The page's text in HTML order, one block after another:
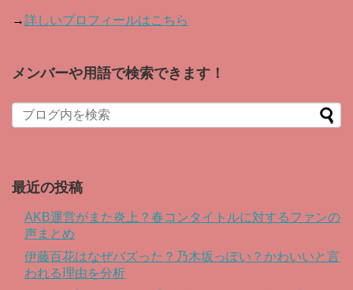
→詳しいプロフィールはこちら
メンバーや用語で検索できます！
最近の投稿
AKB運営がまた炎上？春コンタイトルに対するファンの
声まとめ
伊藤百花はなぜバズった？乃木坂っぽい？かわいいと言
われる理由を分析